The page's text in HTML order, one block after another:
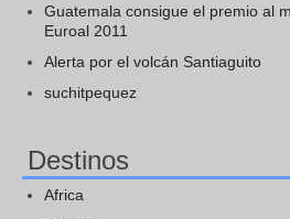
Guatemala consigue el premio al
Euroal 2011
Alerta por el volcán Santiaguito
suchitpequez
Destinos
Africa